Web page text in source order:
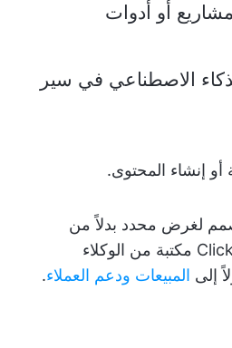
أو أدوات
الاصطناعي في سير
إنشاء المحتوى.
لغرض محدد بدلاً من
من ClickUp مكتبة من الوكلاء
إلى المبيعات ودعم العملاء.